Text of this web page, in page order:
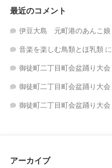
最近のコメント
伊豆大島 元町港のあんこ娘
音楽を楽しむ鳥類とほ乳類 に
御徒町二丁目町会盆踊り大会
御徒町二丁目町会盆踊り大会
御徒町二丁目町会盆踊り大会
アーカイブ